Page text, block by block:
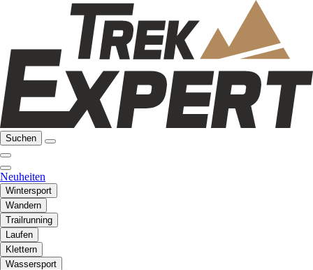
Suchen
Neuheiten
Wintersport
Wandern
Trailrunning
Laufen
Klettern
Wassersport